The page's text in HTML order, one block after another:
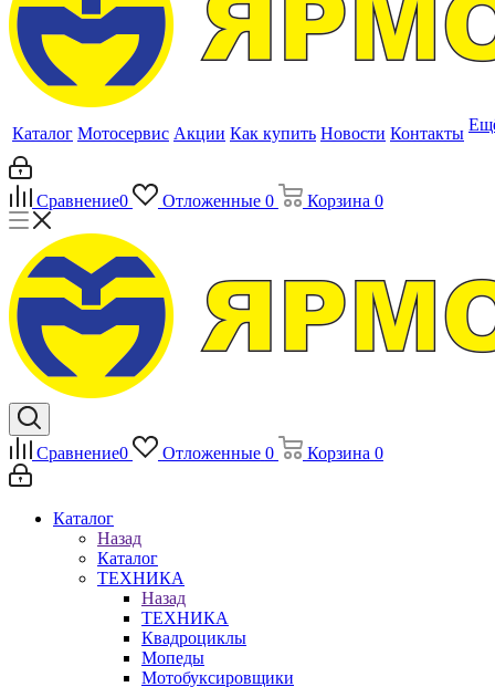
Каталог Мотосервис Акции Как купить Новости Контакты
Сравнение0 Отложенные 0 Корзина 0
Сравнение0 Отложенные 0 Корзина 0
Каталог
Назад
Каталог
ТЕХНИКА
Назад
ТЕХНИКА
Квадроциклы
Мопеды
Мотобуксировщики